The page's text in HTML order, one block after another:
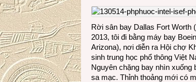
Rời sân bay Dallas Fort Worth
2013, tôi đi bằng máy bay
Arizona), nơi diễn ra Hội chợ
sinh trung học phổ thông Việt
Nguyên chặng bay nhìn
sa mạc. Thỉnh thoảng mới có